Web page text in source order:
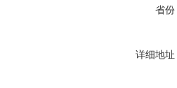
省份
详细地址